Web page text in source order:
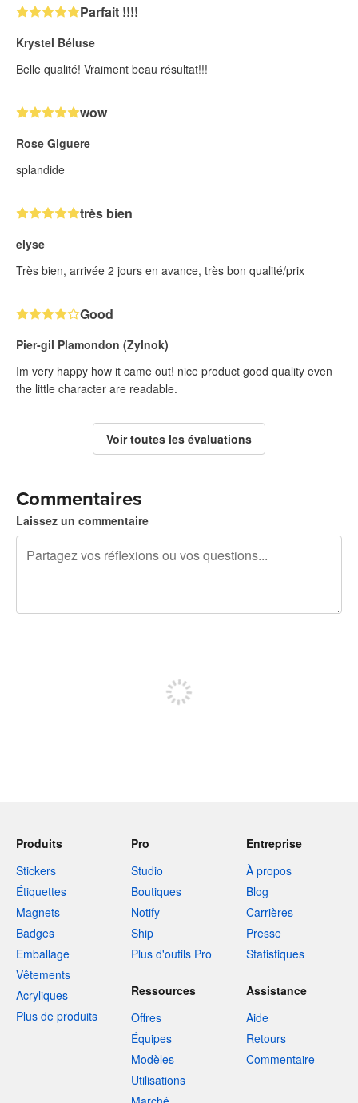
Parfait !!!!
Krystel Béluse
Belle qualité! Vraiment beau résultat!!!
wow
Rose Giguere
splandide
très bien
elyse
Très bien, arrivée 2 jours en avance, très bon qualité/prix
Good
Pier-gil Plamondon (Zylnok)
Im very happy how it came out! nice product good quality even
the little character are readable.
Voir toutes les évaluations
Commentaires
Laissez un commentaire
Produits
Stickers
Étiquettes
Magnets
Badges
Emballage
Vêtements
Acryliques
Plus de produits
Pro
Studio
Boutiques
Notify
Ship
Plus d'outils Pro
Entreprise
À propos
Blog
Carrières
Presse
Statistiques
Ressources
Offres
Équipes
Modèles
Utilisations
Assistance
Aide
Retours
Commentaire